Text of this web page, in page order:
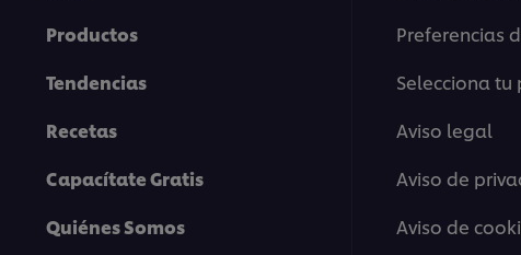
Productos
Tendencias
Recetas
Capacítate Gratis
Quiénes Somos
Preferencias
Selecciona tu
Aviso legal
Aviso de
Aviso de